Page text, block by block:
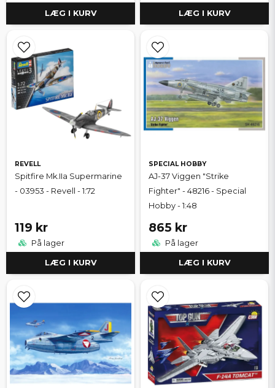
LÆG I KURV LÆG I KURV
REVELL
Spitfire Mk.IIa Supermarine
- 03953 - Revell - 1:72
119 kr
På lager
LÆG I KURV
SPECIAL HOBBY
AJ-37 Viggen "Strike
Fighter" - 48216 - Special
Hobby - 1:48
865 kr
På lager
LÆG I KURV